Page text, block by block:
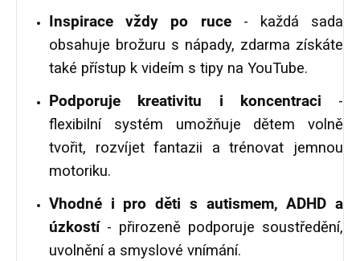
Inspirace vždy po ruce- každá sada
obsahuje brožuru s nápady, zdarma získáte
také přístup k videím s tipy na YouTube.
Podporuje kreativitu i koncentraci -
flexibilní systém umožňuje dětem volně
tvořit, rozvíjet fantazii a trénovat jemnou
motoriku.
Vhodné i pro děti s autismem, ADHD a
úzkostí- přirozeně podporuje soustředění,
uvolnění a smyslové vnímání.